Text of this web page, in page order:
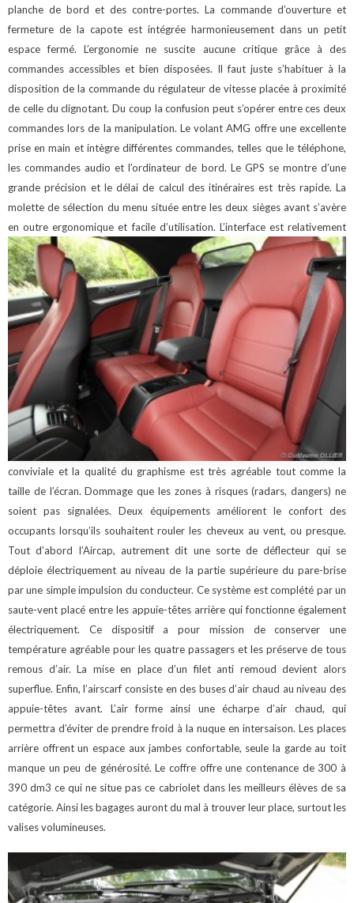
planche de bord et des contre-portes. La commande d’ouverture et
fermeture de la capote est intégrée harmonieusement dans un petit
espace fermé.L’ergonomie ne suscite aucune critique grâce à des
commandes accessibles et bien disposées. Il faut juste s’habituer à la
disposition de la commande du régulateur de vitesse placée à proximité
de celle du clignotant. Du coup la confusion peut s’opérer entre ces deux
commandes lors de la manipulation. Le volant AMG offre une excellente
prise en main et intègre différentes commandes, telles que le téléphone,
les commandes audio et l’ordinateur de bord. Le GPS se montre d’une
grande précision et le délai de calcul des itinéraires est très rapide. La
molette de sélection du menu située entre les deux sièges avant s’avère
en outre ergonomique et facile d’utilisation. L’interface est relativement
conviviale et la qualité du graphisme est très agréable tout comme la
taille de l’écran. Dommage que les zones à risques (radars, dangers) ne
soient pas signalées. Deux équipements améliorent le confort des
occupants lorsqu’ils souhaitent rouler les cheveux au vent, ou presque.
Tout d’abord l’Aircap, autrement dit une sorte de déflecteur qui se
déploie électriquement au niveau de la partie supérieure du pare-brise
par une simple impulsion du conducteur. Ce système est complété par un
saute-vent placé entre les appuie-têtes arrière qui fonctionne également
électriquement. Ce dispositif a pour mission de conserver une
température agréable pour les quatre passagers et les préserve de tous
remous d’air. La mise en place d’un filet anti remoud devient alors
superflue. Enfin, l’airscarf consiste en des buses d’air chaud au niveau des
appuie-têtes avant. L’air forme ainsi une écharpe d’air chaud, qui
permettra d’éviter de prendre froid à la nuque en intersaison. Les places
arrière offrent un espace aux jambes confortable, seule la garde au toit
manque un peu de générosité.Le coffre offre une contenance de 300 à
390 dm3 ce qui ne situe pas ce cabriolet dans les meilleurs élèves de sa
catégorie. Ainsi les bagages auront du mal à trouver leur place, surtout les
valises volumineuses.